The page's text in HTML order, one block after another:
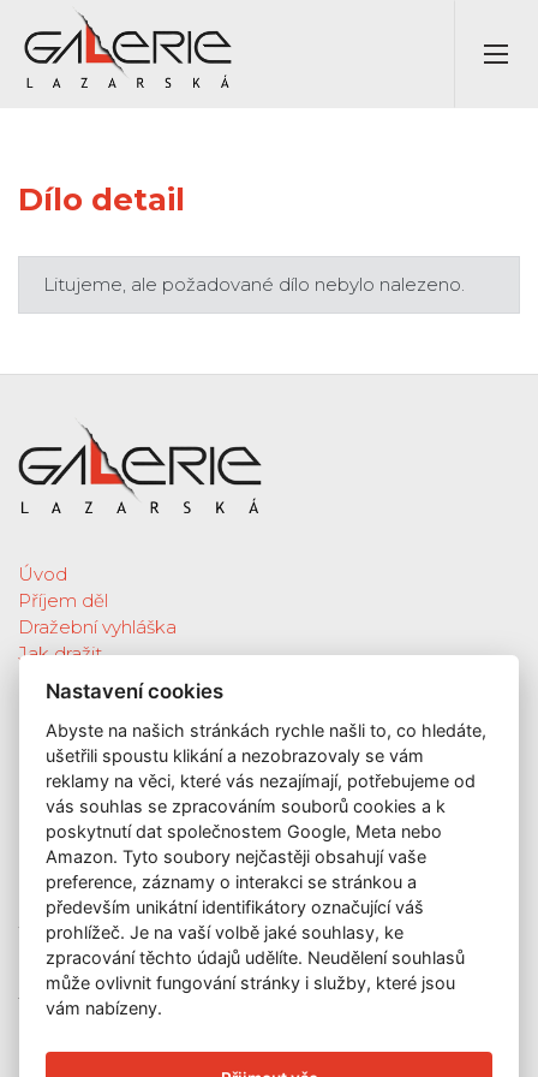
Dílo detail
Litujeme, ale požadované dílo nebylo nalezeno.
Úvod
Příjem děl
Dražební vyhláška
Jak dražit
Galerie
Katalog vydražených děl
O nás
GDPR
Kontakt
KONTAKT
GALERIE LAZARSKÁ
Lazarská 7
110 00 Praha 1
E-mail:
info@galerielazarska.cz
Telefon:
+420 222 523 739
Nastavení cookies
Abyste na našich stránkách rychle našli to, co hledáte,
ušetřili spoustu klikání a nezobrazovaly se vám
reklamy na věci, které vás nezajímají, potřebujeme od
vás souhlas se zpracováním souborů cookies a k
poskytnutí dat společnostem Google, Meta nebo
Amazon. Tyto soubory nejčastěji obsahují vaše
preference, záznamy o interakci se stránkou a
především unikátní identifikátory označující váš
prohlížeč. Je na vaší volbě jaké souhlasy, ke
zpracování těchto údajů udělíte. Neudělení souhlasů
může ovlivnit fungování stránky i služby, které jsou
vám nabízeny.